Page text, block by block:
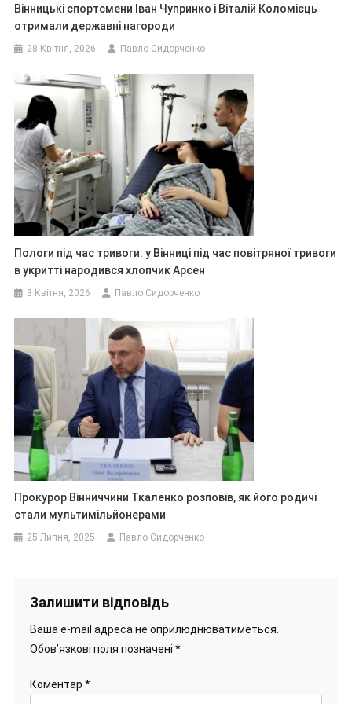
Вінницькі спортсмени Іван Чупринко і Віталій Коломієць
отримали державні нагороди
28 Квітня, 2026 Павло Сидорченко
Пологи під час тривоги: у Вінниці під час повітряної тривоги
в укритті народився хлопчик Арсен
3 Квітня, 2026 Павло Сидорченко
Прокурор Вінниччини Ткаленко розповів, як його родичі
стали мультимільйонерами
25 Липня, 2025 Павло Сидорченко
Залишити відповідь
Ваша e-mail адреса не оприлюднюватиметься.
Обов’язкові поля позначені *
Коментар *